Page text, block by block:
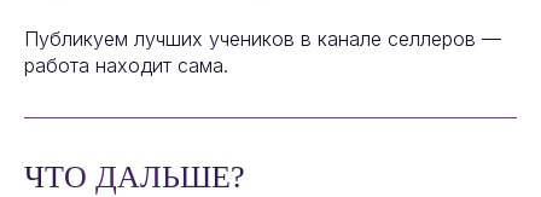
Публикуем лучших учеников в канале селлеров —
работа находит сама.
ЧТО ДАЛЬШЕ?